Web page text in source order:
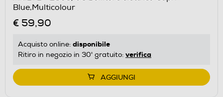
Blue,Multicolour
€ 59,90
Acquisto online: disponibile
Ritiro in negozio in 30' gratuito: verifica
AGGIUNGI